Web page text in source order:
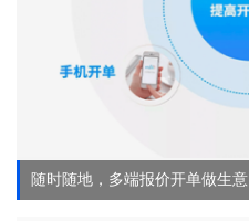
随时随地，多端报价开单做生意